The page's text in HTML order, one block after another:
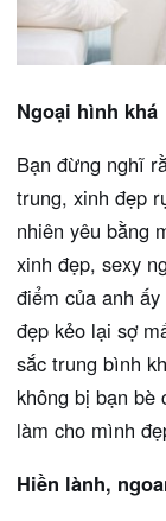
Ngoại hình khá
Bạn đừng nghĩ
trung, xinh đẹp
nhiên yêu bằng
xinh đẹp, sexy
điểm của anh
đẹp kẻo lại sợ
sắc trung bình
không bị bạn bè
làm cho mình
Hiền lành,